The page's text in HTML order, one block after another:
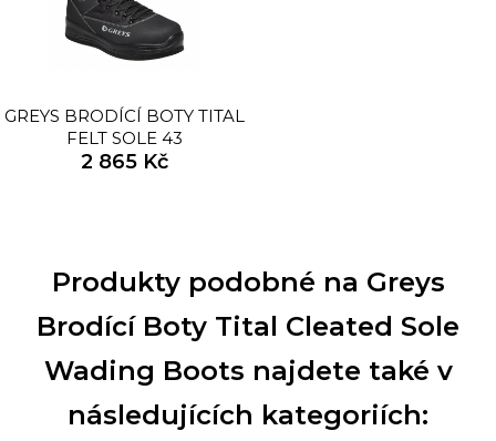
GREYS BRODÍCÍ BOTY TITAL
FELT SOLE 43
2 865 Kč
Produkty podobné na Greys
Brodící Boty Tital Cleated Sole
Wading Boots najdete také v
následujících kategoriích: